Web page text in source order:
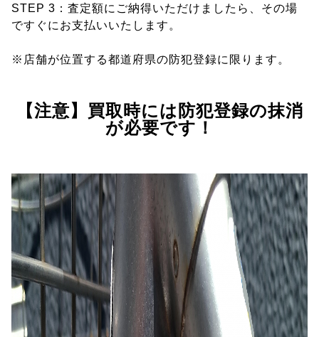
STEP 3：査定額にご納得いただけましたら、その場
ですぐにお支払いいたします。
※店舗が位置する都道府県の防犯登録に限ります。
【注意】買取時には防犯登録の抹消
が必要です！